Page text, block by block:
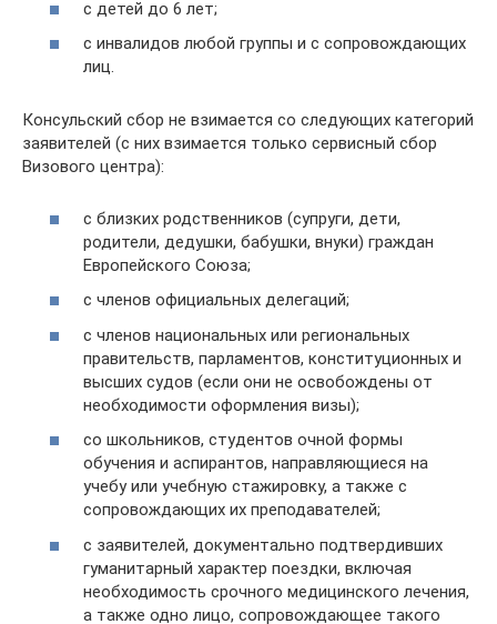
с детей до 6 лет;
с инвалидов любой группы и с сопровождающих
лиц.
Консульский сбор не взимается со следующих категорий
заявителей (с них взимается только сервисный сбор
Визового центра):
с близких родственников (супруги, дети,
родители, дедушки, бабушки, внуки) граждан
Европейского Союза;
с членов официальных делегаций;
с членов национальных или региональных
правительств, парламентов, конституционных и
высших судов (если они не освобождены от
необходимости оформления визы);
со школьников, студентов очной формы
обучения и аспирантов, направляющиеся на
учебу или учебную стажировку, а также с
сопровождающих их преподавателей;
с заявителей, документально подтвердивших
гуманитарный характер поездки, включая
необходимость срочного медицинского лечения,
а также одно лицо, сопровождающее такого